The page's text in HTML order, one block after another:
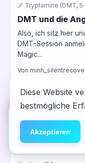
🌌 Tryptamine (DMT,
DMT und die
Also, ich sitz hier
DMT-Session
Magic...
Von
Kratom - wie
Also, ich hab
probier es mal aus,
🆘Hilfe
NeelixberliN
wie eine echte
Diese Website
bestmögliche
Akzeptieren